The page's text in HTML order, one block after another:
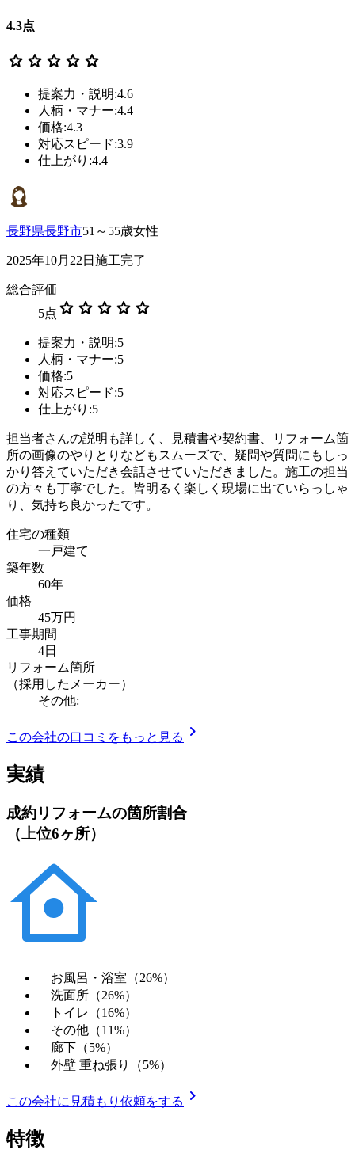
4.3点
star star star star star
提案力・説明:4.6
人柄・マナー:4.4
価格:4.3
対応スピード:3.9
仕上がり:4.4
長野県長野市51～55歳女性
2025年10月22日施工完了
総合評価
5点 star star star star star
提案力・説明:5
人柄・マナー:5
価格:5
対応スピード:5
仕上がり:5
担当者さんの説明も詳しく、見積書や契約書、リフォーム箇
所の画像のやりとりなどもスムーズで、疑問や質問にもしっ
かり答えていただき会話させていただきました。施工の担当
の方々も丁寧でした。皆明るく楽しく現場に出ていらっしゃ
り、気持ち良かったです。
住宅の種類
一戸建て
築年数
60年
価格
45万円
工事期間
4日
リフォーム箇所
（採用したメーカー）
その他:
この会社の口コミをもっと見る chevron_right
実績
成約リフォームの箇所割合
（上位6ヶ所）
お風呂・浴室（26%）
洗面所（26%）
トイレ（16%）
その他（11%）
廊下（5%）
外壁 重ね張り（5%）
この会社に見積もり依頼をする chevron_right
特徴